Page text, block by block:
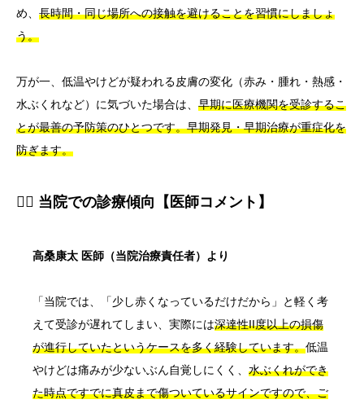
め、 長時間・同じ場所への接触を避けることを習慣にしましょ
う。
万が一、低温やけどが疑われる皮膚の変化（赤み・腫れ・熱感・
水ぶくれなど）に気づいた場合は、 早期に医療機関を受診するこ
とが最善の予防策のひとつです。早期発見・早期治療が重症化を
防ぎます。
👨‍⚕️ 当院での診療傾向【医師コメント】
高桑康太 医師（当院治療責任者）より
「当院では、「少し赤くなっているだけだから」と軽く考
えて受診が遅れてしまい、実際には深達性II度以上の損傷
が進行していたというケースを多く経験しています。低温
やけどは痛みが少ないぶん自覚しにくく、 水ぶくれができ
た時点ですでに真皮まで傷ついているサインですので、ご